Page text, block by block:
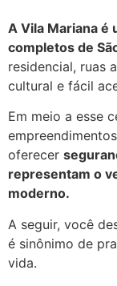
A Vila Mariana é
completos de
residencial, ruas
cultural e fácil
Em meio a esse
oferecer
representam o
moderno.
A seguir, você
é sinônimo de
vida.